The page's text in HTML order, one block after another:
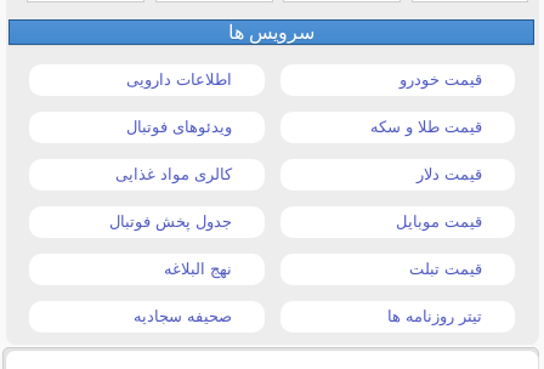
سرویس ها
قیمت خودرو اطلاعات دارویی
قیمت طلا و سکه ویدئوهای فوتبال
قیمت دلار کالری مواد غذایی
قیمت موبایل جدول پخش فوتبال
قیمت تبلت نهج البلاغه
تیتر روزنامه ها صحیفه سجادیه